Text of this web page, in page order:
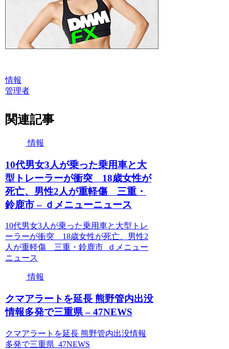
情報
管理者
関連記事
情報
10代男女3人が乗った乗用車と大
型トレーラーが衝突 18歳女性が
死亡、男性2人が重軽傷 三重・
鈴鹿市 – ｄメニューニュース
10代男女3人が乗った乗用車と大型トレ
ーラーが衝突 18歳女性が死亡、男性2
人が重軽傷 三重・鈴鹿市 ｄメニュー
ニュース
情報
クマアラートを延長 熊野管内出没
情報多発で三重県 – 47NEWS
クマアラートを延長 熊野管内出没情報
多発で三重県 47NEWS